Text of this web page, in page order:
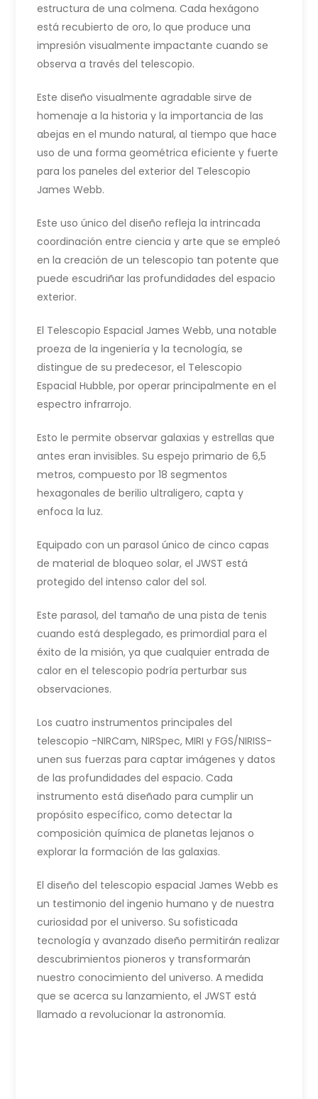
estructura de una colmena. Cada hexágono
está recubierto de oro, lo que produce una
impresión visualmente impactante cuando se
observa a través del telescopio.
Este diseño visualmente agradable sirve de
homenaje a la historia y la importancia de las
abejas en el mundo natural, al tiempo que hace
uso de una forma geométrica eficiente y fuerte
para los paneles del exterior del Telescopio
James Webb.
Este uso único del diseño refleja la intrincada
coordinación entre ciencia y arte que se empleó
en la creación de un telescopio tan potente que
puede escudriñar las profundidades del espacio
exterior.
El Telescopio Espacial James Webb, una notable
proeza de la ingeniería y la tecnología, se
distingue de su predecesor, el Telescopio
Espacial Hubble, por operar principalmente en el
espectro infrarrojo.
Esto le permite observar galaxias y estrellas que
antes eran invisibles. Su espejo primario de 6,5
metros, compuesto por 18 segmentos
hexagonales de berilio ultraligero, capta y
enfoca la luz.
Equipado con un parasol único de cinco capas
de material de bloqueo solar, el JWST está
protegido del intenso calor del sol.
Este parasol, del tamaño de una pista de tenis
cuando está desplegado, es primordial para el
éxito de la misión, ya que cualquier entrada de
calor en el telescopio podría perturbar sus
observaciones.
Los cuatro instrumentos principales del
telescopio -NIRCam, NIRSpec, MIRI y FGS/NIRISS-
unen sus fuerzas para captar imágenes y datos
de las profundidades del espacio. Cada
instrumento está diseñado para cumplir un
propósito específico, como detectar la
composición química de planetas lejanos o
explorar la formación de las galaxias.
El diseño del telescopio espacial James Webb es
un testimonio del ingenio humano y de nuestra
curiosidad por el universo. Su sofisticada
tecnología y avanzado diseño permitirán realizar
descubrimientos pioneros y transformarán
nuestro conocimiento del universo. A medida
que se acerca su lanzamiento, el JWST está
llamado a revolucionar la astronomía.